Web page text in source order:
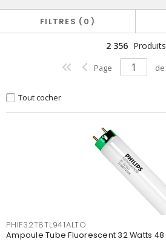
FILTRES 0
2 356 Produits
Page de
Tout cocher
PHIF32T8TL941ALTO
Ampoule Tube Fluorescent 32 Watts 48